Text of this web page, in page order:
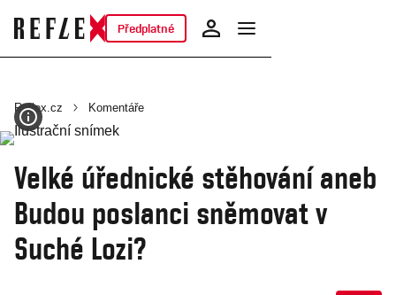
Předplatné
Reflex.cz Komentáře
Velké úřednické stěhování aneb
Budou poslanci sněmovat v
Suché Lozi?